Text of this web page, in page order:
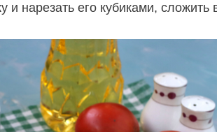
и нарезать его кубиками, сложить